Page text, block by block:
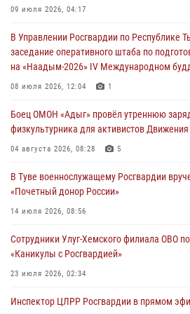
Сотрудники вневедомственной охраны
29 июля 2026, 09:41
26 сигналов «Тревога» с автотранспортов
задержаний Росгвардии в Туве с начала
В Туве офицер Росгвардии подвела итоги
забега
09 июля 2026, 04:17
В Управлении Росгвардии по Республике
заседание оперативного штаба по
на «Наадым-2026» IV Международном
08 июля 2026, 12:04 1
Боец ОМОН «Адыг» провёл утреннюю
физкультурника для активистов
04 августа 2026, 08:28 5
В Туве военнослужащему Росгвардии
«Почетный донор России»
14 июля 2026, 08:56
Сотрудники Улуг-Хемского филиала ОВО
«Каникулы с Росгвардией»
23 июля 2026, 02:34
Инспектор ЦЛРР Росгвардии в прямом